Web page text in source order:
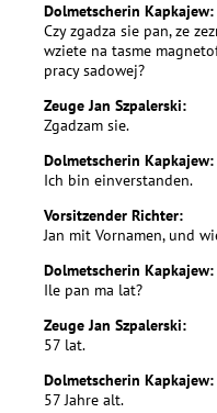
Dolmetscherin Kapkajew:
Czy zgadza sie pan, ze
wziete na tasme
pracy sadowej?
Zeuge Jan Szpalerski:
Zgadzam sie.
Dolmetscherin Kapkajew:
Ich bin einverstanden.
Vorsitzender Richter:
Jan mit Vornamen, und
Dolmetscherin Kapkajew:
Ile pan ma lat?
Zeuge Jan Szpalerski:
57 lat.
Dolmetscherin Kapkajew:
57 Jahre alt.